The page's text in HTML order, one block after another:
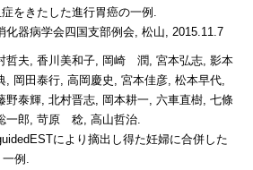
をきたした進行胃癌の一例.
化器病学会四国支部例会, 松山, 2015.11.7
哲夫, 香川美和子, 岡崎 潤, 宮本弘志, 影本
, 岡田泰行, 高岡慶史, 宮本佳彦, 松本早代,
野泰輝, 北村晋志, 岡本耕一, 六車直樹, 七條
一郎, 苛原 稔, 高山哲治.
により摘出し得た妊婦に合併した
例.